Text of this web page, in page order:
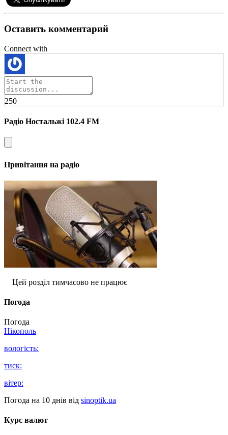
Оставить комментарий
Connect with
250
Радіо Ностальжі 102.4 FM
Привітання на радіо
Цей розділ тимчасово не працює
Погода
Погода
Нікополь
вологість:
тиск:
вітер:
Погода на 10 днів від sinoptik.ua
Курс валют